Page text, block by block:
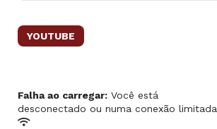
YOUTUBE
Falha ao carregar: Você está
desconectado ou numa conexão limitada